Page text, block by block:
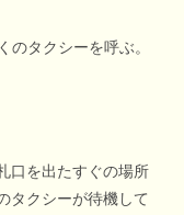
のタクシーを呼ぶ。
口を出たすぐの場所
タクシーが待機して